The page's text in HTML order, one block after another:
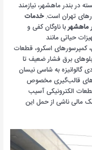
در بندر ماهشهر، نیازمند
تهران است.خدمات
ماهشهربا ناوگان کفی و
حیاتی مانند
کمپرسورهای اسکرو، قطعات
برق فشار ضعیف تا
گالوانیزه به شاسی نیسان
قالب‌گیری مخصوص
الکترونیکی آسیب
تومانی، ریسک مالی ناشی از حمل این